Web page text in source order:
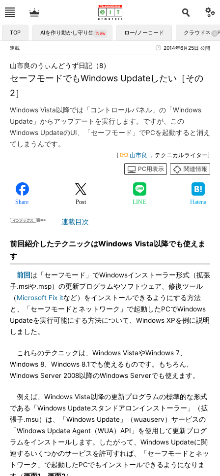
TOP AIを作り動かし守り生かす ロー/ノーコード クラウドネイ
連載 2014年6月25日 公開
セーフモードでもWindows Updateしたい［その
2］
山市良のうぃんどうず日記（8）
Windows Vista以降では「コントロールパネル」の「Windows
Update」からアップデートを実行します。ですが、この
Windows UpdateのUI、「セーフモード」でPCを起動すると消え
てしまうんです。
[ 山市良
，テクニカルライター]
PC用表示
関連情報
Share Post LINE Hatena
連載目次
前回紹介したテクニックはWindows Vista以降でも使えま
す
前回は「セーフモード」でWindowsインストーラー形式（拡張
子.msiや.msp）の更新プログラムやソフトウェア、修復ツール
（Microsoft Fix itなど）をインストールできるようにする方法
と、「セーフモードとネットワーク」で起動したPCでWindows
Updateを実行可能にする方法について、Windows XPを例に説明
しました。
これらのテクニックは、Windows VistaやWindows 7、
Windows 8、Windows 8.1でも使えるものです。もちろん、
Windows Server 2008以降のWindows Serverでも使えます。
例えば、Windows Vista以降の更新プログラムの標準的な形式
である「Windows Updateスタンドアロンインストーラー」（拡
張子.msu）は、「Windows Update」（wuauserv）サービスの
「Windows Update Agent（WUA）API」を使用して更新プログ
ラムをインストールします。したがって、Windows Updateに関
連するいくつかのサービスを許可すれば、「セーフモードとネッ
トワーク」で起動したPCでもインストールできるようになりま